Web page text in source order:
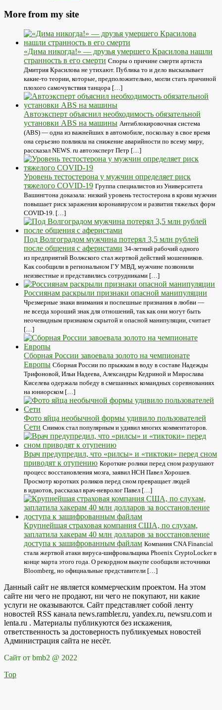
More from my site
«Дима никогда!» — друзья умершего Красилова нашли
странность в его смерти Споры о причине смерти артиста
Дмитрия Красилова не утихают. Публика то и дело высказывает
какие-то теории, которые, предположительно, могли стать причиной
плохого самочувствия танцора […]
Автоэксперт объяснил необходимость обязательной
установки ABS на машины Антиблокировочная система
(ABS) — одна из важнейших в автомобиле, поскольку в свое время
она серьезно повлияла на снижение аварийности по всему миру,
рассказал NEWS. ru автоэксперт Петр […]
Уровень тестостерона у мужчин определяет риск
тяжелого COVID-19 Группа специалистов из Университета
Вашингтона доказала: низкий уровень тестостерона в крови мужчин
повышает риск заражения коронавирусом и развития тяжелых форм
COVID-19. […]
Под Волгоградом мужчина потерял 3,5 млн рублей
после общения с аферистами 34-летний рабочий одного
из предприятий Волжского стал жертвой действий мошенников.
Как сообщили в региональном ГУ МВД, мужчине позвонили
неизвестные и представились сотрудниками […]
Россиянам раскрыли признаки опасной манипуляции
Чрезмерные знаки внимания и поспешные признания в любви —
не всегда хороший знак для отношений, так как они могут быть
неочевидным признаком скрытой и опасной манипуляции, считает
[…]
Сборная России завоевала золото на чемпионате
Европы Сборная России по прыжкам в воду в составе Надежды
Трифоновой, Ильи Надеева, Александры Кедриной и Мирослава
Киселева одержала победу в смешанных командных соревнованиях
на юниорском […]
Фото яйца необычной формы удивило пользователей
Cети Снимок стал популярным и удивил многих комментаторов.
Врач предупредил, что «рилсы» и «тиктоки» перед сном
приводят к отупению Короткие ролики перед сном разрушают
процесс восстановления мозга, заявил НСН Павел Хорошев.
Просмотр коротких роликов перед сном превращает людей
в идиотов, рассказал врач-невролог Павел […]
Крупнейшая страховая компания США, по слухам,
заплатила хакерам 40 млн долларов за восстановление
доступа к зашифрованным файлам Компания CNA Financial
стала жертвой атаки вируса-шифровальщика Phoenix CryptoLocker в
конце марта этого года. О рекордном выкупе сообщили источники
Bloomberg, но официальные представители […]
Данный сайт не является коммерческим проектом. На этом
сайте ни чего не продают, ни чего не покупают, ни какие
услуги не оказываются. Сайт представляет собой ленту
новостей RSS канала news.rambler.ru, yandex.ru, newsru.com и
lenta.ru . Материалы публикуются без искажения,
ответственность за достоверность публикуемых новостей
Администрация сайта не несёт.
Сайт от bmb2 @ 2022
Top